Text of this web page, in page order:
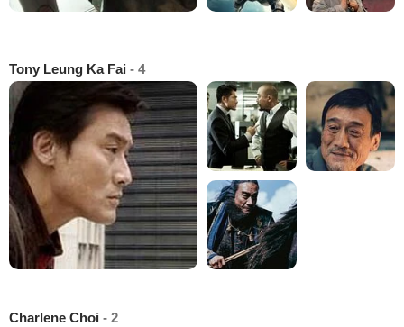
Tony Leung Ka Fai - 4
Charlene Choi - 2